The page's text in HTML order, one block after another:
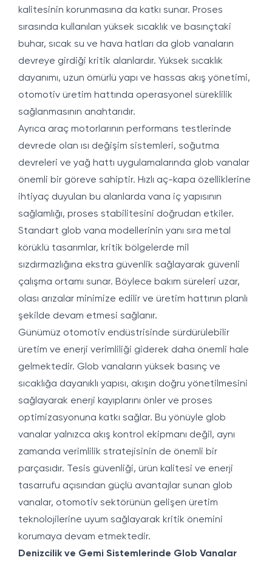
kalitesinin korunmasına da katkı sunar. Proses
sırasında kullanılan yüksek sıcaklık ve basınçtaki
buhar, sıcak su ve hava hatları da glob vanaların
devreye girdiği kritik alanlardır. Yüksek sıcaklık
dayanımı, uzun ömürlü yapı ve hassas akış yönetimi,
otomotiv üretim hattında operasyonel süreklilik
sağlanmasının anahtarıdır.
Ayrıca araç motorlarının performans testlerinde
devrede olan ısı değişim sistemleri, soğutma
devreleri ve yağ hattı uygulamalarında glob vanalar
önemli bir göreve sahiptir. Hızlı aç-kapa özelliklerine
ihtiyaç duyulan bu alanlarda vana iç yapısının
sağlamlığı, proses stabilitesini doğrudan etkiler.
Standart glob vana modellerinin yanı sıra metal
körüklü tasarımlar, kritik bölgelerde mil
sızdırmazlığına ekstra güvenlik sağlayarak güvenli
çalışma ortamı sunar. Böylece bakım süreleri uzar,
olası arızalar minimize edilir ve üretim hattının planlı
şekilde devam etmesi sağlanır.
Günümüz otomotiv endüstrisinde sürdürülebilir
üretim ve enerji verimliliği giderek daha önemli hale
gelmektedir. Glob vanaların yüksek basınç ve
sıcaklığa dayanıklı yapısı, akışın doğru yönetilmesini
sağlayarak enerji kayıplarını önler ve proses
optimizasyonuna katkı sağlar. Bu yönüyle glob
vanalar yalnızca akış kontrol ekipmanı değil, aynı
zamanda verimlilik stratejisinin de önemli bir
parçasıdır. Tesis güvenliği, ürün kalitesi ve enerji
tasarrufu açısından güçlü avantajlar sunan glob
vanalar, otomotiv sektörünün gelişen üretim
teknolojilerine uyum sağlayarak kritik önemini
korumaya devam etmektedir.
Denizcilik ve Gemi Sistemlerinde Glob Vanalar